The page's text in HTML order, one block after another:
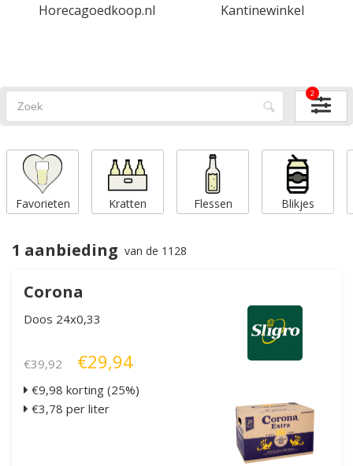
Horecagoedkoop.nl Kantinewinkel
2
Favorieten Kratten Flessen Blikjes
1 aanbieding van de 1128
Corona
Doos 24x0,33
€39,92 €29,94
€9,98 korting (25%)
€3,78 per liter